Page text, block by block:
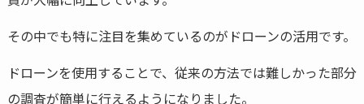
その中でも特に注目を集めているのがドローンの活用です。
ドローンを使用することで、従来の方法では難しかった部分
の調査が簡単に行えるようになりました。